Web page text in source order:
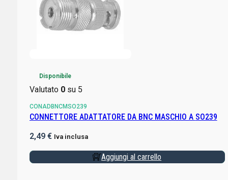
Disponibile
Valutato 0su 5
CONADBNCMSO239
CONNETTORE ADATTATORE DA BNC MASCHIO A SO239
2,49 € Iva inclusa
Aggiungi al carrello